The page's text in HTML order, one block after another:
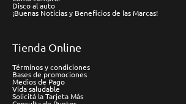
Disco al auto
¡Buenas Noticias y Beneficios de las Marcas!
Tienda Online
Términos y condiciones
Bases de promociones
Medios de Pago
Vida saludable
Solicitá la Tarjeta Más